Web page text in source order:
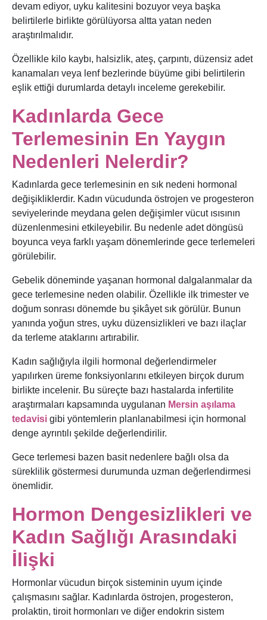
devam ediyor, uyku kalitesini bozuyor veya başka
belirtilerle birlikte görülüyorsa altta yatan neden
araştırılmalıdır.
Özellikle kilo kaybı, halsizlik, ateş, çarpıntı, düzensiz adet
kanamaları veya lenf bezlerinde büyüme gibi belirtilerin
eşlik ettiği durumlarda detaylı inceleme gerekebilir.
Kadınlarda Gece
Terlemesinin En Yaygın
Nedenleri Nelerdir?
Kadınlarda gece terlemesinin en sık nedeni hormonal
değişikliklerdir. Kadın vücudunda östrojen ve progesteron
seviyelerinde meydana gelen değişimler vücut ısısının
düzenlenmesini etkileyebilir. Bu nedenle adet döngüsü
boyunca veya farklı yaşam dönemlerinde gece terlemeleri
görülebilir.
Gebelik döneminde yaşanan hormonal dalgalanmalar da
gece terlemesine neden olabilir. Özellikle ilk trimester ve
doğum sonrası dönemde bu şikâyet sık görülür. Bunun
yanında yoğun stres, uyku düzensizlikleri ve bazı ilaçlar
da terleme ataklarını artırabilir.
Kadın sağlığıyla ilgili hormonal değerlendirmeler
yapılırken üreme fonksiyonlarını etkileyen birçok durum
birlikte incelenir. Bu süreçte bazı hastalarda infertilite
araştırmaları kapsamında uygulanan Mersin aşılama
tedavisi gibi yöntemlerin planlanabilmesi için hormonal
denge ayrıntılı şekilde değerlendirilir.
Gece terlemesi bazen basit nedenlere bağlı olsa da
süreklilik göstermesi durumunda uzman değerlendirmesi
önemlidir.
Hormon Dengesizlikleri ve
Kadın Sağlığı Arasındaki
İlişki
Hormonlar vücudun birçok sisteminin uyum içinde
çalışmasını sağlar. Kadınlarda östrojen, progesteron,
prolaktin, tiroit hormonları ve diğer endokrin sistem